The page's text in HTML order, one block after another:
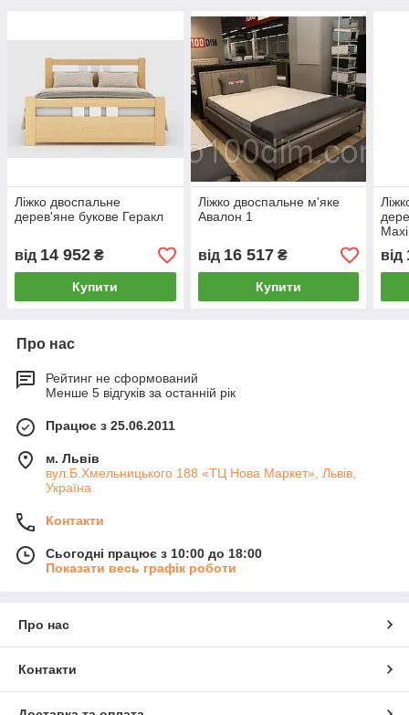
Ліжко двоспальне
дерев'яне букове Геракл
від 14 952 ₴
Купити
Ліжко двоспальне м'яке
Авалон 1
від 16 517₴
Купити
Maxi
від
Про нас
Рейтинг не сформований
Менше 5 відгуків за останній рік
Працює з 25.06.2011
м. Львів
вул.Б.Хмельницького 188 «ТЦ Нова Маркет», Львів,
Україна
Контакти
Сьогодні працює з 10:00 до 18:00
Показати весь графік роботи
Про нас
Контакти